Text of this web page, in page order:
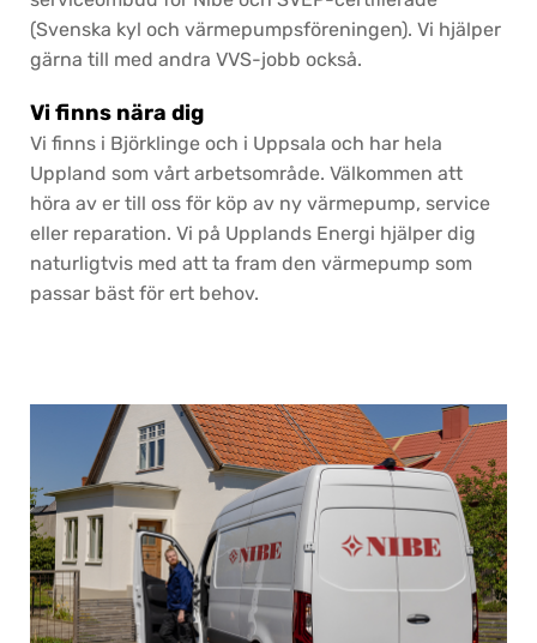
(Svenska kyl och värmepumpsföreningen). Vi hjälper
gärna till med andra VVS-jobb också.
Vi finns nära dig
Vi finns i Björklinge och i Uppsala och har hela
Uppland som vårt arbetsområde. Välkommen att
höra av er till oss för köp av ny värmepump, service
eller reparation. Vi på Upplands Energi hjälper dig
naturligtvis med att ta fram den värmepump som
passar bäst för ert behov.